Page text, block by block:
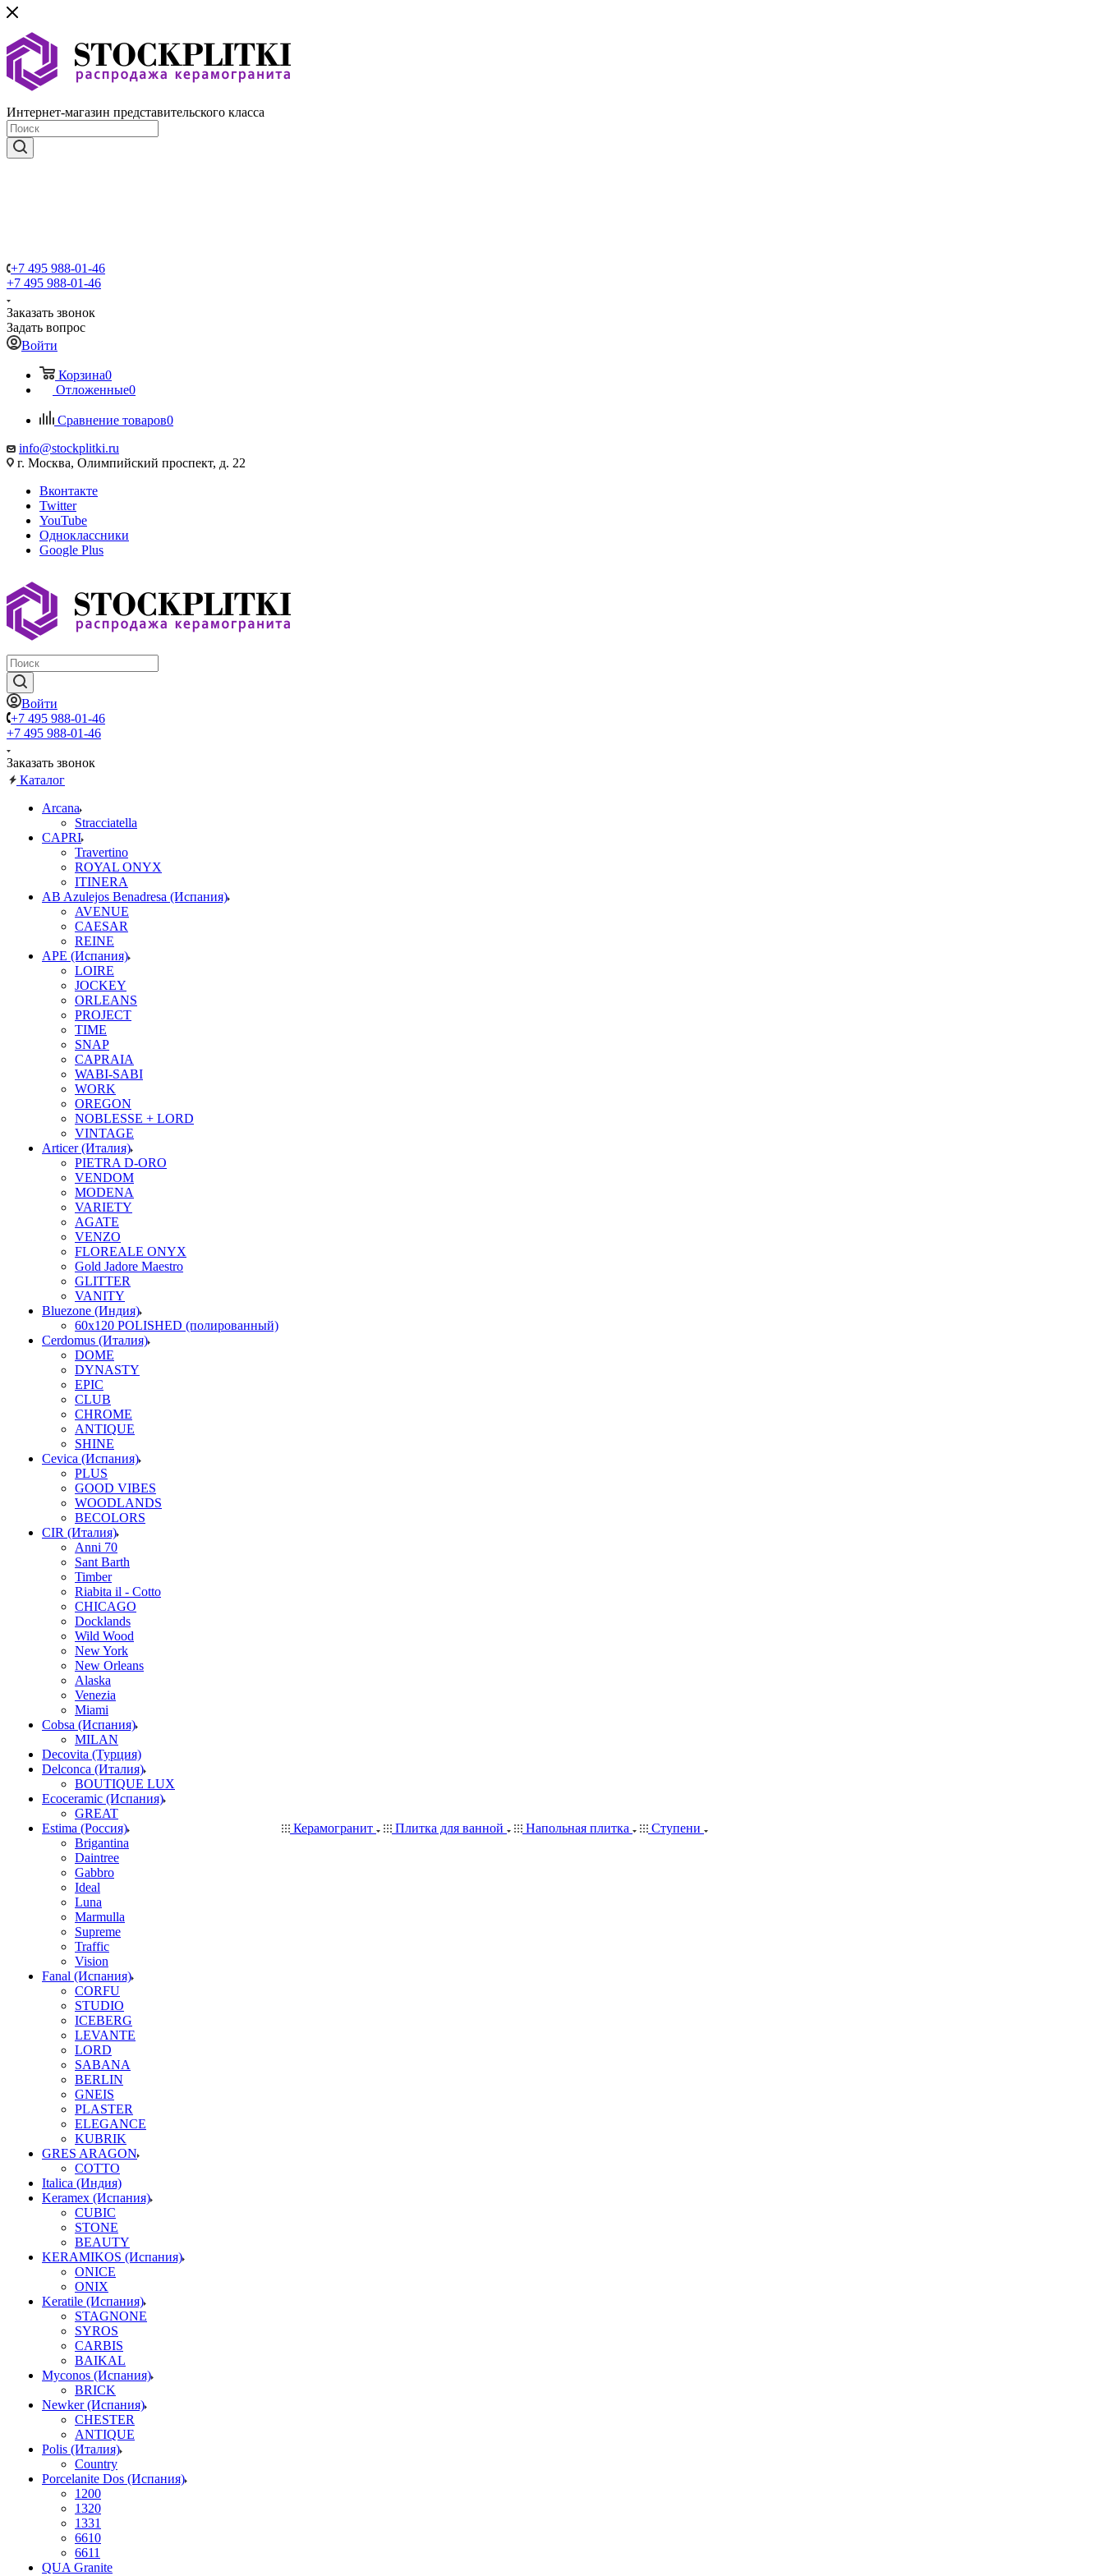
Интернет-магазин представительского класса
+7 495 988-01-46
+7 495 988-01-46
Заказать звонок
Задать вопрос
Войти
Корзина0
Отложенные0
Сравнение товаров0
info@stockplitki.ru
г. Москва, Олимпийский проспект, д. 22
Вконтакте
Twitter
YouTube
Одноклассники
Google Plus
Войти
+7 495 988-01-46
+7 495 988-01-46
Заказать звонок
Каталог
Arcana
Stracciatella
CAPRI
Travertino
ROYAL ONYX
ITINERA
AB Azulejos Benadresa (Испания)
AVENUE
CAESAR
REINE
APE (Испания)
LOIRE
JOCKEY
ORLEANS
PROJECT
TIME
SNAP
CAPRAIA
WABI-SABI
WORK
OREGON
NOBLESSE + LORD
VINTAGE
Articer (Италия)
PIETRA D-ORO
VENDOM
MODENA
VARIETY
AGATE
VENZO
FLOREALE ONYX
Gold Jadore Maestro
GLITTER
VANITY
Bluezone (Индия)
60х120 POLISHED (полированный)
Cerdomus (Италия)
DOME
DYNASTY
EPIC
CLUB
CHROME
ANTIQUE
SHINE
Cevica (Испания)
PLUS
GOOD VIBES
WOODLANDS
BECOLORS
CIR (Италия)
Anni 70
Sant Barth
Timber
Riabita il - Cotto
CHICAGO
Docklands
Wild Wood
New York
New Orleans
Alaska
Venezia
Miami
Cobsa (Испания)
MILAN
Decovita (Турция)
Delconca (Италия)
BOUTIQUE LUX
Ecoceramic (Испания)
GREAT
Estima (Россия)
Brigantina
Daintree
Gabbro
Ideal
Luna
Marmulla
Supreme
Traffic
Vision
Fanal (Испания)
CORFU
STUDIO
ICEBERG
LEVANTE
LORD
SABANA
BERLIN
GNEIS
PLASTER
ELEGANCE
KUBRIK
GRES ARAGON
COTTO
Italica (Индия)
Keramex (Испания)
CUBIC
STONE
BEAUTY
KERAMIKOS (Испания)
ONICE
ONIX
Keratile (Испания)
STAGNONE
SYROS
CARBIS
BAIKAL
Myconos (Испания)
BRICK
Newker (Испания)
CHESTER
ANTIQUE
Polis (Италия)
Country
Porcelanite Dos (Испания)
1200
1320
1331
6610
6611
QUA Granite
Керамогранит Плитка для ванной Напольная плитка Ступени